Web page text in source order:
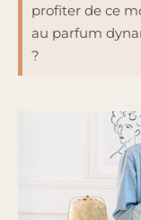
profiter de ce
au parfum
?